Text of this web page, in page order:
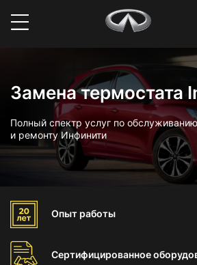
Замена термостата
Полный спектр услуг по
и ремонту Инфинити
Опыт работы
Сертифицированное